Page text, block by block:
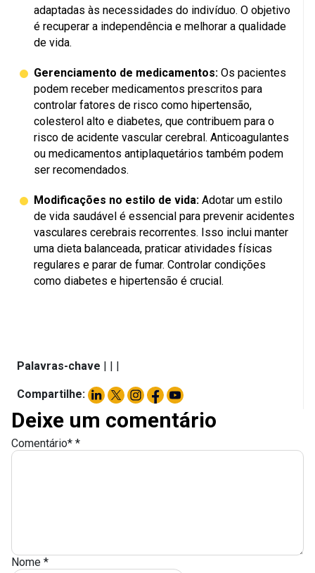
adaptadas às necessidades do indivíduo. O objetivo
é recuperar a independência e melhorar a qualidade
de vida.
Gerenciamento de medicamentos: Os pacientes
podem receber medicamentos prescritos para
controlar fatores de risco como hipertensão,
colesterol alto e diabetes, que contribuem para o
risco de acidente vascular cerebral. Anticoagulantes
ou medicamentos antiplaquetários também podem
ser recomendados.
Modificações no estilo de vida: Adotar um estilo
de vida saudável é essencial para prevenir acidentes
vasculares cerebrais recorrentes. Isso inclui manter
uma dieta balanceada, praticar atividades físicas
regulares e parar de fumar. Controlar condições
como diabetes e hipertensão é crucial.
Palavras-chave | | |
Compartilhe:
Deixe um comentário
Comentário* *
Nome *